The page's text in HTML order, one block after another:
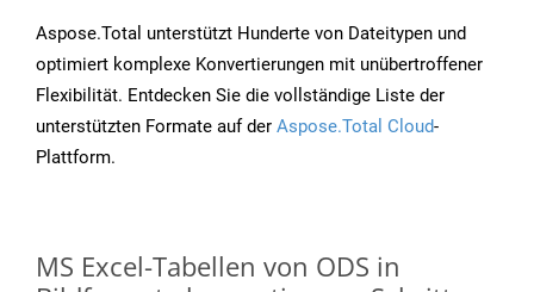
Aspose.Total unterstützt Hunderte von Dateitypen und
optimiert komplexe Konvertierungen mit unübertroffener
Flexibilität. Entdecken Sie die vollständige Liste der
unterstützten Formate auf der Aspose.Total Cloud-
Plattform.
MS Excel-Tabellen von ODS in